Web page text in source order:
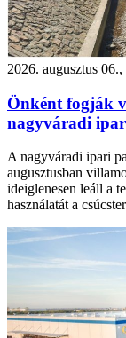
2026. augusztus
Önként fogják
nagyváradi
A nagyváradi ipari
augusztusban
ideiglenesen leáll a
használatát a